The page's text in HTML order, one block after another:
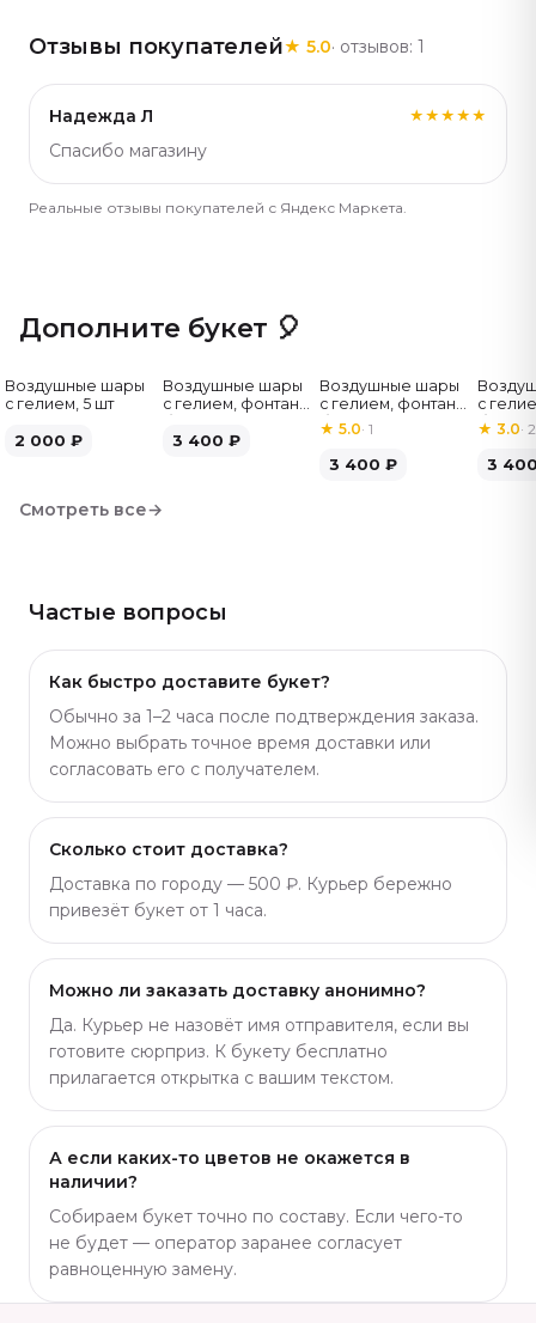
1779.
Отзывы покупателей★ 5.0· отзывов: 1
Надежда Л ★★★★★
Спасибо магазину
Реальные отзывы покупателей с Яндекс Маркета.
Дополните букет 🎈
Воздушные шары
с гелием, 5 шт
2 000 ₽
Воздушные шары
с гелием, фонтан,
шт
3 400 ₽
Воздушные шары
с гелием, фонтан,
бело-розовые, 7
шт
★5.0·1
3 400 ₽
с
бело-
★ 3.0· 2
3
Смотреть все→
Частые вопросы
Как быстро доставите букет?
Обычно за 1–2 часа после подтверждения заказа.
Можно выбрать точное время доставки или
согласовать его с получателем.
Сколько стоит доставка?
Доставка по городу — 500 ₽. Курьер бережно
привезёт букет от 1 часа.
Можно ли заказать доставку анонимно?
Да. Курьер не назовёт имя отправителя, если вы
готовите сюрприз. К букету бесплатно
прилагается открытка с вашим текстом.
А если каких-то цветов не окажется в
наличии?
Собираем букет точно по составу. Если чего-то
не будет — оператор заранее согласует
равноценную замену.